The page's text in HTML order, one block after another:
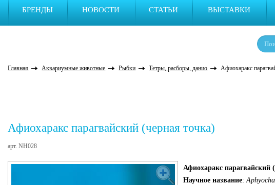
БРЕНДЫ НОВОСТИ СТАТЬИ ВЫСТАВКИ
Главная Аквариумные животные Рыбки Тетры, расборы, данио Афиохаракс
Афиохаракс парагвайский (черная точка)
арт. NH028
Афиохаракс парагвайский
Научное название: